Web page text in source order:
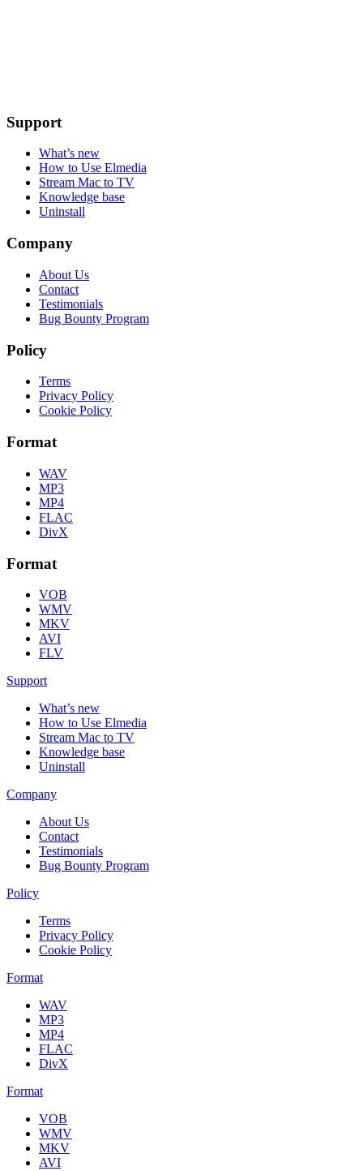
Support
What’s new
How to Use Elmedia
Stream Mac to TV
Knowledge base
Uninstall
Company
About Us
Contact
Testimonials
Bug Bounty Program
Policy
Terms
Privacy Policy
Cookie Policy
Format
WAV
MP3
MP4
FLAC
DivX
Format
VOB
WMV
MKV
AVI
FLV
Support
What’s new
How to Use Elmedia
Stream Mac to TV
Knowledge base
Uninstall
Company
About Us
Contact
Testimonials
Bug Bounty Program
Policy
Terms
Privacy Policy
Cookie Policy
Format
WAV
MP3
MP4
FLAC
DivX
Format
VOB
WMV
MKV
AVI